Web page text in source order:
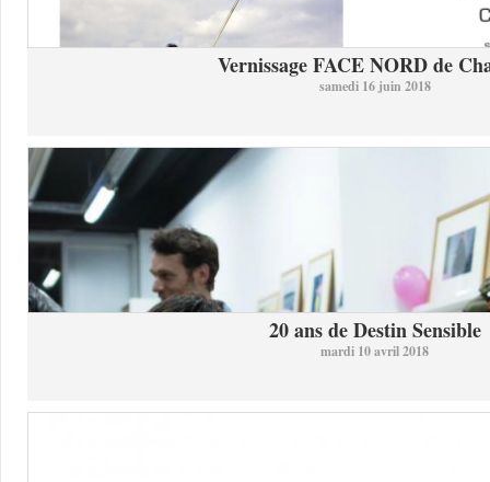
Vernissage FACE NORD de
samedi 16 juin 2018
20 ans de Destin Sensible
mardi 10 avril 2018